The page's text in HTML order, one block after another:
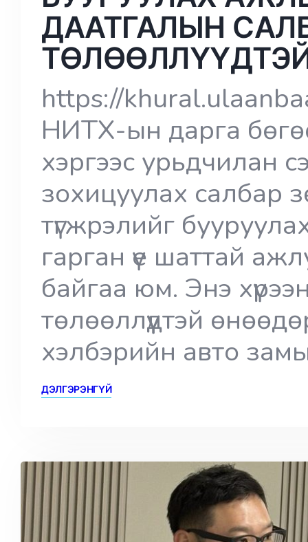
ДААТГАЛЫН
https://
НИТХ-ын дарга
хэргээс урьдчилан
зохицуулах салбар
түгжрэлийг
гарган үе шаттай
байгаа юм. Энэ
төлөөллүүдтэй
хэлбэрийн авто
ДЭЛГЭРЭНГҮЙ